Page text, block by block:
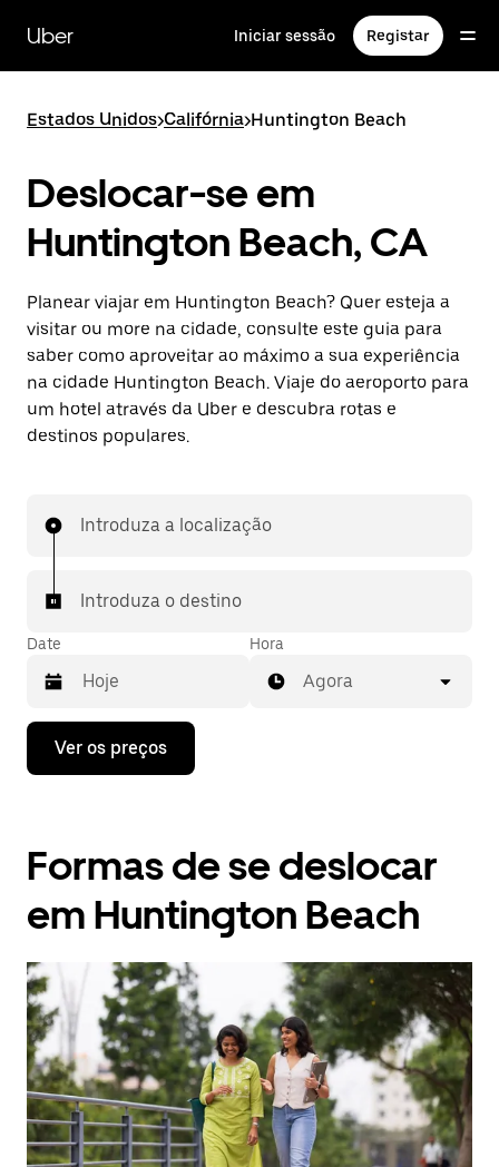
para
conteúdo
Uber Iniciar sessão Registar
Estados Unidos>Califórnia>Huntington Beach
Deslocar-se em
Huntington Beach, CA
Planear viajar em Huntington Beach? Quer esteja a
visitar ou more na cidade, consulte este guia para
saber como aproveitar ao máximo a sua experiência
na cidade Huntington Beach. Viaje do aeroporto para
um hotel através da Uber e descubra rotas e
destinos populares.
Introduza a localização
Introduza o destino
Date
Prima
tecla
interagir
com
calendário
uma
data.
Prima
o
botão
Esc
para
fechar
o
calendário.
Hora
Agora
Ver os preços
Formas de se deslocar
em Huntington Beach